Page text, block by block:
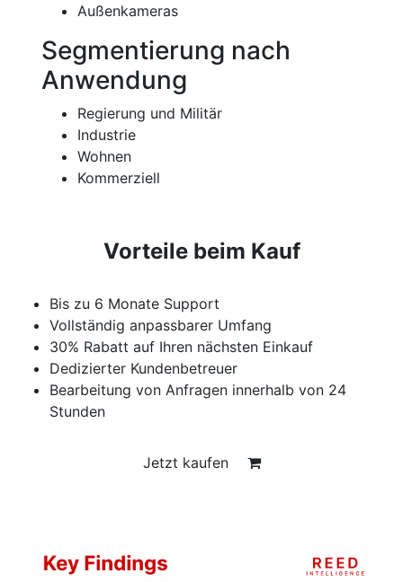
Außenkameras
Segmentierung nach
Anwendung
Regierung und Militär
Industrie
Wohnen
Kommerziell
Vorteile beim Kauf
Bis zu 6 Monate Support
Vollständig anpassbarer Umfang
30% Rabatt auf Ihren nächsten Einkauf
Dedizierter Kundenbetreuer
Bearbeitung von Anfragen innerhalb von 24
Stunden
Jetzt kaufen